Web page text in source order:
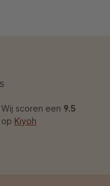
Wij scoren een 9.5
op Kiyoh